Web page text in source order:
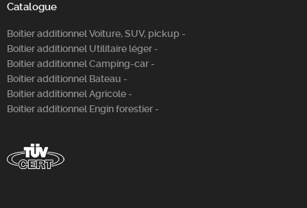
Catalogue
Boitier additionnel Voiture, SUV, pickup -
Boitier additionnel Utilitaire léger -
Boitier additionnel Camping-car -
Boitier additionnel Bateau -
Boitier additionnel Agricole -
Boitier additionnel Engin forestier -